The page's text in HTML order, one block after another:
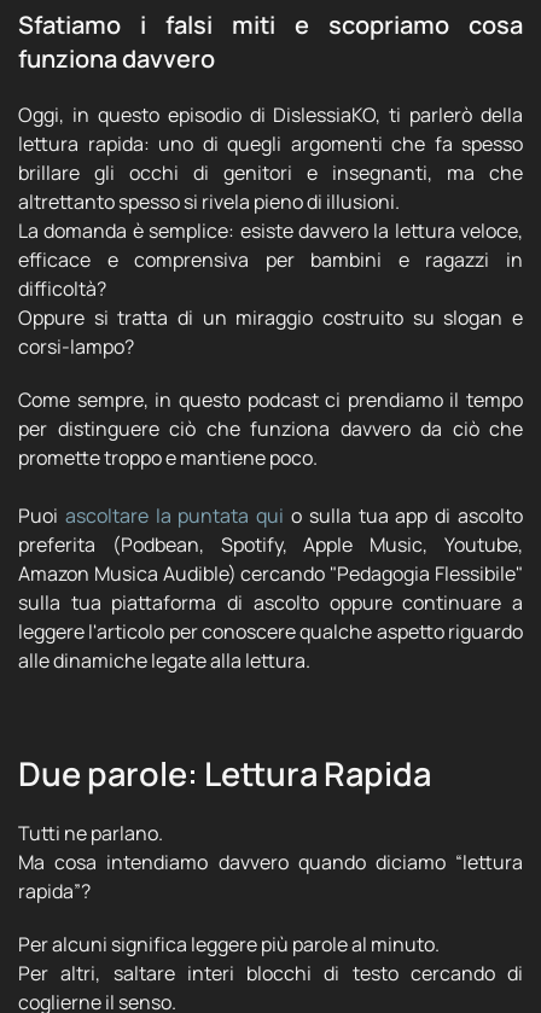
Sfatiamo i falsi miti e scopriamo cosa
funziona davvero
Oggi, in questo episodio di DislessiaKO, ti parlerò della
lettura rapida: uno di quegli argomenti che fa spesso
brillare gli occhi di genitori e insegnanti, ma che
altrettanto spesso si rivela pieno di illusioni.
La domanda è semplice: esiste davvero la lettura veloce,
efficace e comprensiva per bambini e ragazzi in
difficoltà?
Oppure si tratta di un miraggio costruito su slogan e
corsi-lampo?
Come sempre, in questo podcast ci prendiamo il tempo
per distinguere ciò che funziona davvero da ciò che
promette troppo e mantiene poco.
Puoi ascoltare la puntata qui o sulla tua app di ascolto
preferita (Podbean, Spotify, Apple Music, Youtube,
Amazon Musica Audible) cercando "Pedagogia Flessibile"
sulla tua piattaforma di ascolto oppure continuare a
leggere l'articolo per conoscere qualche aspetto riguardo
alle dinamiche legate alla lettura.
Due parole: Lettura Rapida
Tutti ne parlano.
Ma cosa intendiamo davvero quando diciamo “lettura
rapida”?
Per alcuni significa leggere più parole al minuto.
Per altri, saltare interi blocchi di testo cercando di
coglierne il senso.